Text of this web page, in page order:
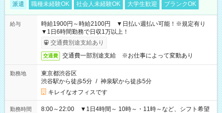
派遣 職種未経験OK 社会人未経験OK 大学生歓迎 ブランクOK
給与
時給1900円～時給2100円 ▼日払い週払い可能！※規定有り
▼1日6時間勤務で日収1万以上！
交通費別途支給あり
交通費 交通費一部別途支給 ※お仕事によって変動あり
勤務地
東京都渋谷区
渋谷駅から徒歩5分 / 神泉駅から徒歩5分
キレイなオフィスです
勤務時間
8:00～22:00 ▼1日4時間～ 10時～・11時～など、シフト希望